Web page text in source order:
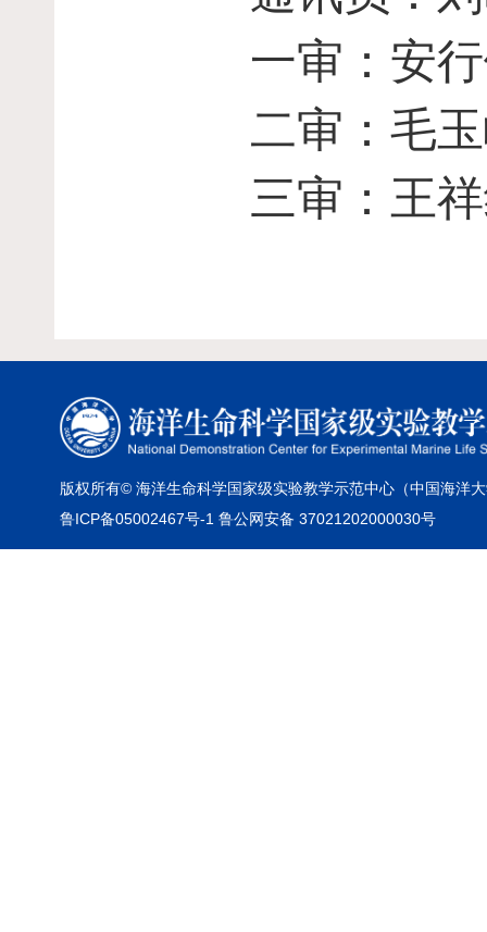
一审：安
二审：毛
三审：王
版权所有© 海洋生命科学国家级实验教学示范中心（中国海洋
鲁ICP备05002467号-1 鲁公网安备 37021202000030号